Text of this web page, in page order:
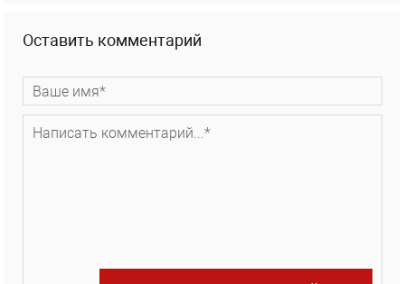
Оставить комментарий